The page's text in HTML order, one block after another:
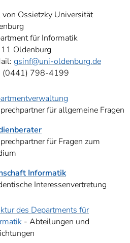
zur
von Ossietzky Universität
für Informatik
Oldenburg
gsinf@uni-oldenburg.de
(0441) 798-4199
für allgemeine Fragen
für Fragen zum
Informatik
Interessenvertretung
des Departments für
- Abteilungen und